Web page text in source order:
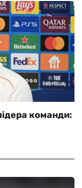
команди: